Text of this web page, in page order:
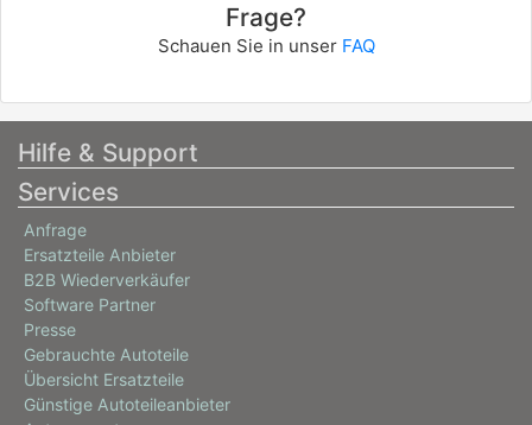
Frage?
Schauen Sie in unser FAQ
Hilfe & Support
Services
Anfrage
Ersatzteile Anbieter
B2B Wiederverkäufer
Software Partner
Presse
Gebrauchte Autoteile
Übersicht Ersatzteile
Günstige Autoteileanbieter